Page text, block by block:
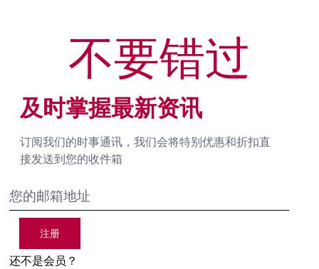
及时掌握最新资讯
订阅我们的时事通讯，我们会将特别优惠和折扣直
接发送到您的收件箱
注册
还不是会员？
不要错过